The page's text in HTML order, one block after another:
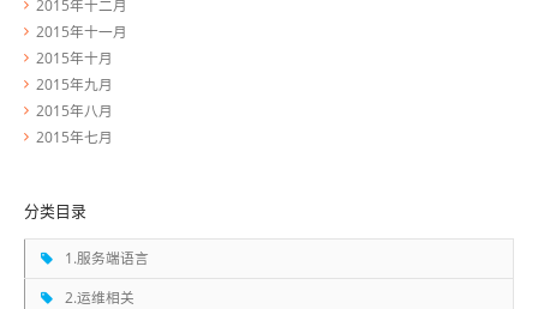
2015年十二月
2015年十一月
2015年十月
2015年九月
2015年八月
2015年七月
分类目录
1.服务端语言
2.运维相关